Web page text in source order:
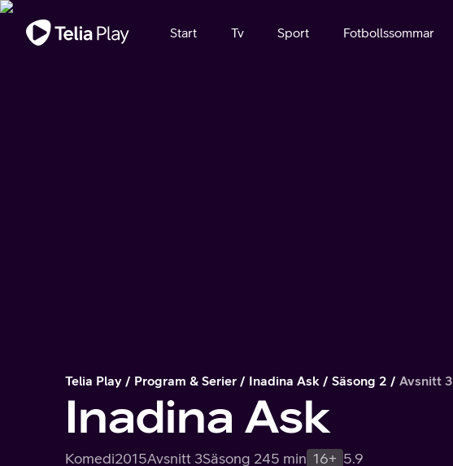
Viktigt meddelande
Start Tv Sport Fotbollssommar
Telia Play Program & Serier Inadina Ask Säsong 2 Avsnitt 3
Inadina Ask
Komedi2015Avsnitt 3Säsong 245 min 16+ 5.9